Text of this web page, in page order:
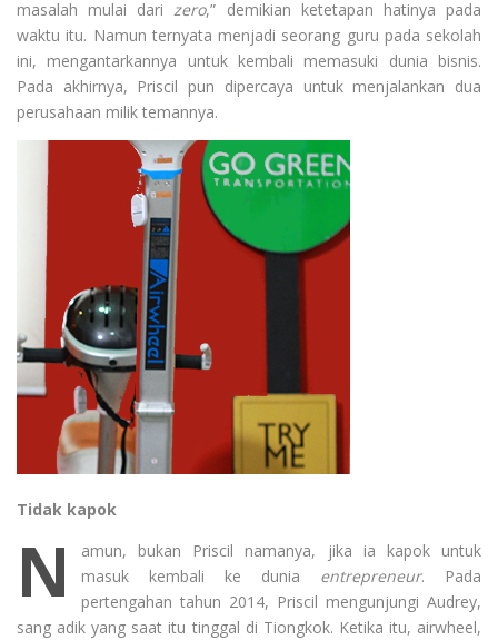
masalah mulai darizero,” demikian ketetapan hatinya pada
waktu itu. Namun ternyata menjadi seorang guru pada sekolah
ini, mengantarkannya untuk kembali memasuki dunia bisnis.
Pada akhirnya, Priscil pun dipercaya untuk menjalankan dua
perusahaan milik temannya.
Tidak kapok
N
amun, bukan Priscil namanya, jika ia kapok untuk
masuk kembali ke dunia entrepreneur. Pada
pertengahan tahun 2014, Priscil mengunjungi Audrey,
sang adik yang saat itu tinggal di Tiongkok. Ketika itu, airwheel,